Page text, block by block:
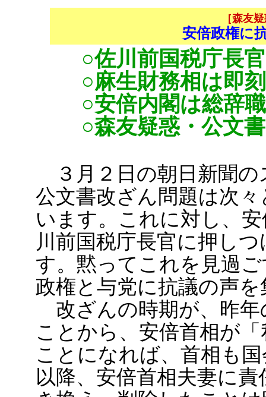
［森友
安倍政権に
○佐川前国税庁長
○麻生財務相は即
○安倍内閣は総辞
○森友疑惑・公文
３月２日の朝日新聞の
公文書改ざん問題は次
います。これに対し、
川前国税庁長官に押し
す。黙ってこれを見過
政権と与党に抗議の声
改ざんの時期が、昨年
ことから、安倍首相が
ことになれば、首相も
以降、安倍首相夫妻に